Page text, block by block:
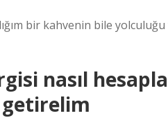
bir kahvenin bile
nasıl
getirelim